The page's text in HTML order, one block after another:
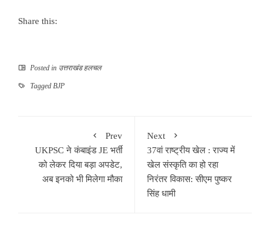
Share this:
Posted in उत्तराखंड हलचल
Tagged BJP
Prev
UKPSC ने कंबाइंड JE भर्ती
को लेकर दिया बड़ा अपडेट,
अब इनको भी मिलेगा मौका
Next
37वां राष्ट्रीय खेल : राज्य में
खेल संस्कृति का हो रहा
निरंतर विकास: सीएम पुष्कर
सिंह धामी